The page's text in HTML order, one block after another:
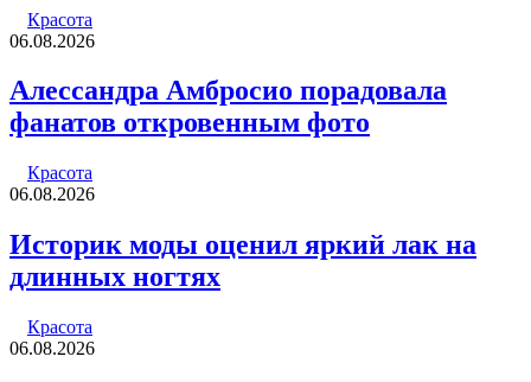
Красота
06.08.2026
Алессандра Амбросио порадовала
фанатов откровенным фото
Красота
06.08.2026
Историк моды оценил яркий лак на
длинных ногтях
Красота
06.08.2026